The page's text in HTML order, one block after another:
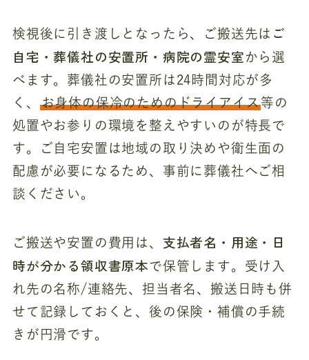
検視後に引き渡しとなったら、ご搬送先は ご
自宅・葬儀社の安置所・病院の霊安室 から選
べます。葬儀社の安置所は24時間対応が多
く、
お身体の保冷のためのドライアイス等の
処置やお参りの環境を整えやすいのが特長で
す。ご自宅安置は地域の取り決めや衛生面の
配慮が必要になるため、事前に葬儀社へご相
談ください。
ご搬送や安置の費用は、 支払者名・用途・日
時が分かる領収書原本 で保管します。受け入
れ先の名称/連絡先、担当者名、搬送日時も併
せて記録しておくと、後の保険・補償の手続
きが円滑です。